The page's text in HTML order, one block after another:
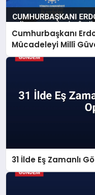
Cumhurbaşkanı
Mücadeleyi Millî
31 İlde Eş Zamanlı